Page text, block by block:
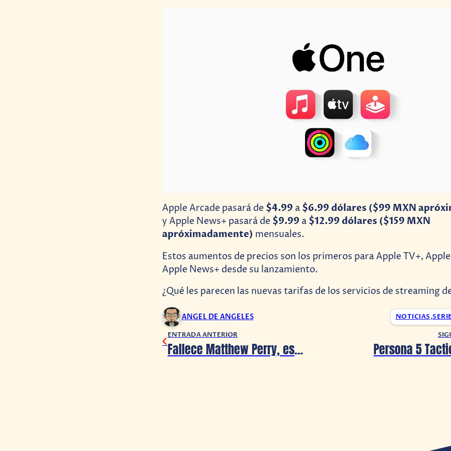
Apple Arcade pasará de $4.99 a $6.99 dólares ($99 MXN
y Apple News+ pasará de $9.99 a $12.99 dólares ($159 MXN
apróximadamente) mensuales.
Estos aumentos de precios son los primeros para Apple TV+,
Apple News+ desde su lanzamiento.
¿Qué les parecen las nuevas tarifas de los servicios de streaming
ANGEL DE ANGELES NOTICIAS,
ENTRADA ANTERIOR
Fallece Matthew Perry, estrella de FRIENDS